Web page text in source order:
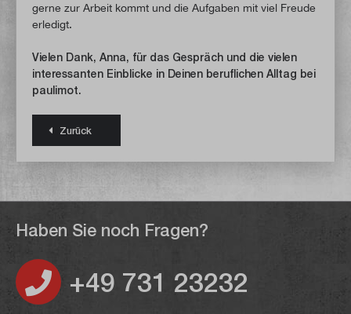
gerne zur Arbeit kommt und die Aufgaben mit viel Freude
erledigt.
Vielen Dank, Anna, für das Gespräch und die vielen
interessanten Einblicke in Deinen beruflichen Alltag bei
paulimot.
Zurück
Haben Sie noch Fragen?
+49 731 23232